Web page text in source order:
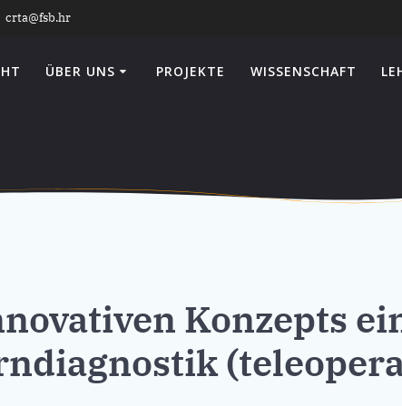
crta@fsb.hr
ÜBER UNS PROJEKTE WISSENSCHAFT
Konzepts